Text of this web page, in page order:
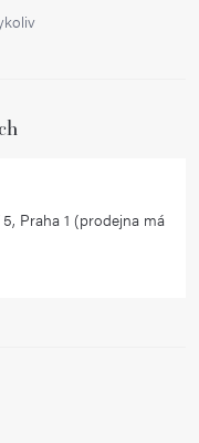
Praha 1 (prodejna má